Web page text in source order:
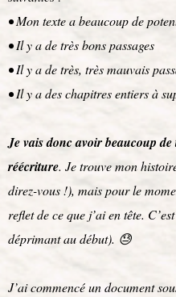
• Mon texte a beaucoup de
• Il y a de très bons passages
• Il y a de très, très mauvais
• Il y a des chapitres entiers à
Je vais donc avoir beaucoup
réécriture. Je trouve mon
direz-vous !), mais pour le
reflet de ce que j’ai en tête.
déprimant au début). 😓
J’ai commencé un document